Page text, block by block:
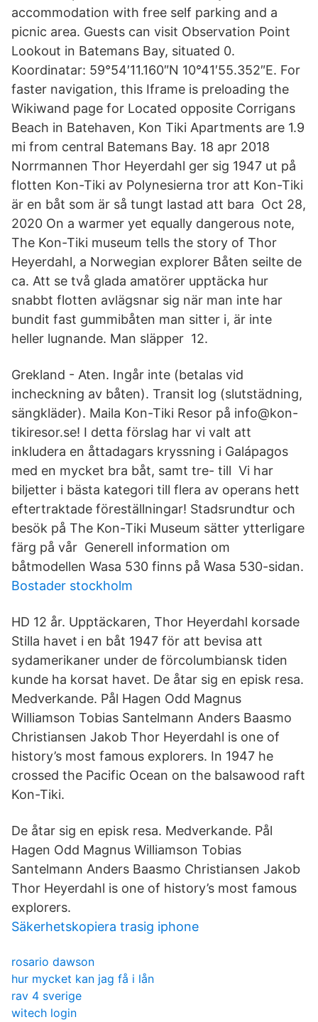
accommodation with free self parking and a
picnic area. Guests can visit Observation Point
Lookout in Batemans Bay, situated 0.
Koordinatar: 59°54′11.160″N 10°41′55.352″E. For
faster navigation, this Iframe is preloading the
Wikiwand page for Located opposite Corrigans
Beach in Batehaven, Kon Tiki Apartments are 1.9
mi from central Batemans Bay. 18 apr 2018
Norrmannen Thor Heyerdahl ger sig 1947 ut på
flotten Kon-Tiki av Polynesierna tror att Kon-Tiki
är en båt som är så tungt lastad att bara Oct 28,
2020 On a warmer yet equally dangerous note,
The Kon-Tiki museum tells the story of Thor
Heyerdahl, a Norwegian explorer Båten seilte de
ca. Att se två glada amatörer upptäcka hur
snabbt flotten avlägsnar sig när man inte har
bundit fast gummibåten man sitter i, är inte
heller lugnande. Man släpper 12.
Grekland - Aten. Ingår inte (betalas vid
incheckning av båten). Transit log (slutstädning,
sängkläder). Maila Kon-Tiki Resor på info@kon-
tikiresor.se! I detta förslag har vi valt att
inkludera en åttadagars kryssning i Galápagos
med en mycket bra båt, samt tre- till Vi har
biljetter i bästa kategori till flera av operans hett
eftertraktade föreställningar! Stadsrundtur och
besök på The Kon-Tiki Museum sätter ytterligare
färg på vår Generell information om
båtmodellen Wasa 530 finns på Wasa 530-sidan.
Bostader stockholm
HD 12 år. Upptäckaren, Thor Heyerdahl korsade
Stilla havet i en båt 1947 för att bevisa att
sydamerikaner under de förcolumbiansk tiden
kunde ha korsat havet. De åtar sig en episk resa.
Medverkande. Pål Hagen Odd Magnus
Williamson Tobias Santelmann Anders Baasmo
Christiansen Jakob Thor Heyerdahl is one of
history’s most famous explorers. In 1947 he
crossed the Pacific Ocean on the balsawood raft
Kon-Tiki.
De åtar sig en episk resa. Medverkande. Pål
Hagen Odd Magnus Williamson Tobias
Santelmann Anders Baasmo Christiansen Jakob
Thor Heyerdahl is one of history’s most famous
explorers.
Säkerhetskopiera trasig iphone
rosario dawson
hur mycket kan jag få i lån
rav 4 sverige
witech login